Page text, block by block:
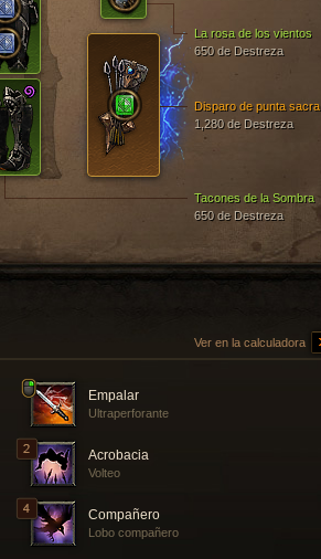
Tacones de la Sombra
650 de Destreza
Disparo de punta sacra
1,280 de Destreza
La rosa de los vientos
650 de Destreza
Ver en la calculadora
Empalar
Ultraperforante
Acrobacia
Volteo
Compañero
Lobo compañero